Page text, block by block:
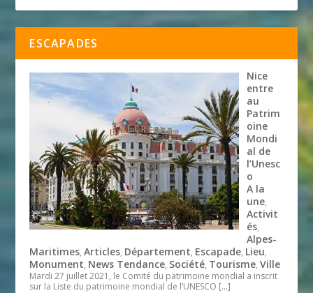
ESCAPADES
Nice
entre
au
Patrim
oine
Mondi
al de
l’Unesc
o
A la
une,
Activit
és,
Alpes-
Maritimes,Articles, Département, Escapade, Lieu,
Monument, News Tendance, Société, Tourisme,Ville
Mardi 27 juillet 2021, le Comité du patrimoine mondial a inscrit
sur la Liste du patrimoine mondial de l’UNESCO […]